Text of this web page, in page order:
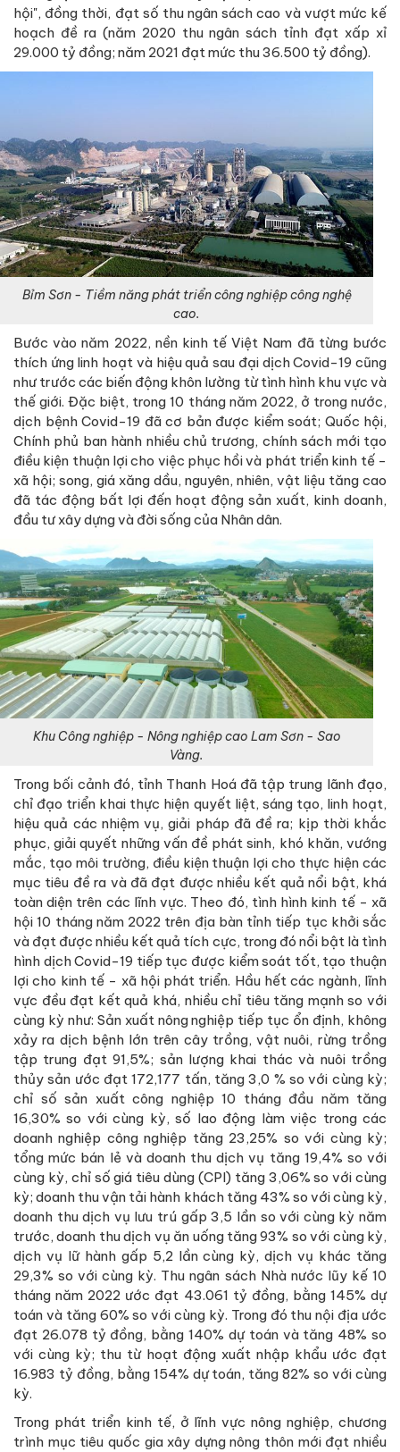
hội", đồng thời, đạt số thu ngân sách cao và vượt mức kế
hoạch đề ra (năm 2020 thu ngân sách tỉnh đạt xấp xỉ
29.000 tỷ đồng; năm 2021 đạt mức thu 36.500 tỷ đồng).
Bỉm Sơn - Tiềm năng phát triển công nghiệp công nghệ
cao.
Bước vào năm 2022, nền kinh tế Việt Nam đã từng bước
thích ứng linh hoạt và hiệu quả sau đại dịch Covid-19 cũng
như trước các biến động khôn lường từ tình hình khu vực và
thế giới. Đặc biệt, trong 10 tháng năm 2022, ở trong nước,
dịch bệnh Covid-19 đã cơ bản được kiểm soát; Quốc hội,
Chính phủ ban hành nhiều chủ trương, chính sách mới tạo
điều kiện thuận lợi cho việc phục hồi và phát triển kinh tế -
xã hội; song, giá xăng dầu, nguyên, nhiên, vật liệu tăng cao
đã tác động bất lợi đến hoạt động sản xuất, kinh doanh,
đầu tư xây dựng và đời sống của Nhân dân.
Khu Công nghiệp - Nông nghiệp cao Lam Sơn - Sao
Vàng.
Trong bối cảnh đó, tỉnh Thanh Hoá đã tập trung lãnh đạo,
chỉ đạo triển khai thực hiện quyết liệt, sáng tạo, linh hoạt,
hiệu quả các nhiệm vụ, giải pháp đã đề ra; kịp thời khắc
phục, giải quyết những vấn đề phát sinh, khó khăn, vướng
mắc, tạo môi trường, điều kiện thuận lợi cho thực hiện các
mục tiêu đề ra và đã đạt được nhiều kết quả nổi bật, khá
toàn diện trên các lĩnh vực. Theo đó, tình hình kinh tế - xã
hội 10 tháng năm 2022 trên địa bàn tỉnh tiếp tục khởi sắc
và đạt được nhiều kết quả tích cực, trong đó nổi bật là tình
hình dịch Covid-19 tiếp tục được kiểm soát tốt, tạo thuận
lợi cho kinh tế - xã hội phát triển. Hầu hết các ngành, lĩnh
vực đều đạt kết quả khá, nhiều chỉ tiêu tăng mạnh so với
cùng kỳ như: Sản xuất nông nghiệp tiếp tục ổn định, không
xảy ra dịch bệnh lớn trên cây trồng, vật nuôi, rừng trồng
tập trung đạt 91,5%; sản lượng khai thác và nuôi trồng
thủy sản ước đạt 172,177 tấn, tăng 3,0 % so với cùng kỳ;
chỉ số sản xuất công nghiệp 10 tháng đầu năm tăng
16,30% so với cùng kỳ, số lao động làm việc trong các
doanh nghiệp công nghiệp tăng 23,25% so với cùng kỳ;
tổng mức bán lẻ và doanh thu dịch vụ tăng 19,4% so với
cùng kỳ, chỉ số giá tiêu dùng (CPI) tăng 3,06% so với cùng
kỳ; doanh thu vận tải hành khách tăng 43% so với cùng kỳ,
doanh thu dịch vụ lưu trú gấp 3,5 lần so với cùng kỳ năm
trước, doanh thu dịch vụ ăn uống tăng 93% so với cùng kỳ,
dịch vụ lữ hành gấp 5,2 lần cùng kỳ, dịch vụ khác tăng
29,3% so với cùng kỳ. Thu ngân sách Nhà nước lũy kế 10
tháng năm 2022 ước đạt 43.061 tỷ đồng, bằng 145% dự
toán và tăng 60% so với cùng kỳ. Trong đó thu nội địa ước
đạt 26.078 tỷ đồng, bằng 140% dự toán và tăng 48% so
với cùng kỳ; thu từ hoạt động xuất nhập khẩu ước đạt
16.983 tỷ đồng, bằng 154% dự toán, tăng 82% so với cùng
kỳ.
Trong phát triển kinh tế, ở lĩnh vực nông nghiệp, chương
trình mục tiêu quốc gia xây dựng nông thôn mới đạt nhiều